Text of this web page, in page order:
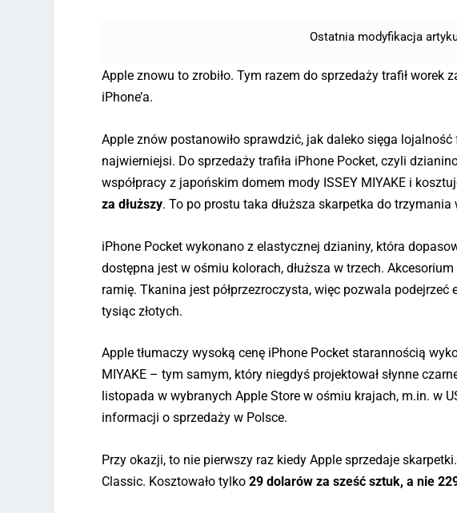
Ostatnia modyfikacja
Apple znowu to zrobiło. Tym razem do sprzedaży trafił
iPhone’a.
Apple znów postanowiło sprawdzić, jak daleko sięga
najwierniejsi. Do sprzedaży trafiła iPhone Pocket, czyli
współpracy z japońskim domem mody ISSEY MIYAKE i
za dłuższy. To po prostu taka dłuższa skarpetka do trzymania
iPhone Pocket wykonano z elastycznej dzianiny, która
dostępna jest w ośmiu kolorach, dłuższa w trzech.
ramię. Tkanina jest półprzezroczysta, więc pozwala
tysiąc złotych.
Apple tłumaczy wysoką cenę iPhone Pocket starannością
MIYAKE – tym samym, który niegdyś projektował słynne
listopada w wybranych Apple Store w ośmiu krajach, m.in. w
informacji o sprzedaży w Polsce.
Przy okazji, to nie pierwszy raz kiedy Apple sprzedaje
Classic. Kosztowało tylko29 dolarów za sześć sztuk, a nie